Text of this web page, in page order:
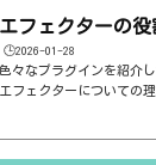
エフェクターの
🕒️2026-01-28
色々なプラグインを紹介
エフェクターについての